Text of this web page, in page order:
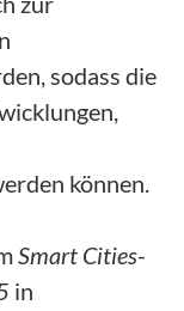
sodass die
können.
Smart Cities-
in